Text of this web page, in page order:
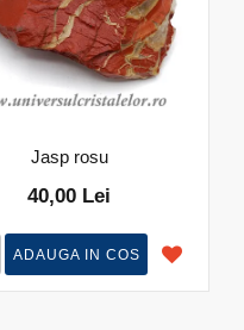
Jasp rosu
40,00 Lei
ADAUGA IN COS